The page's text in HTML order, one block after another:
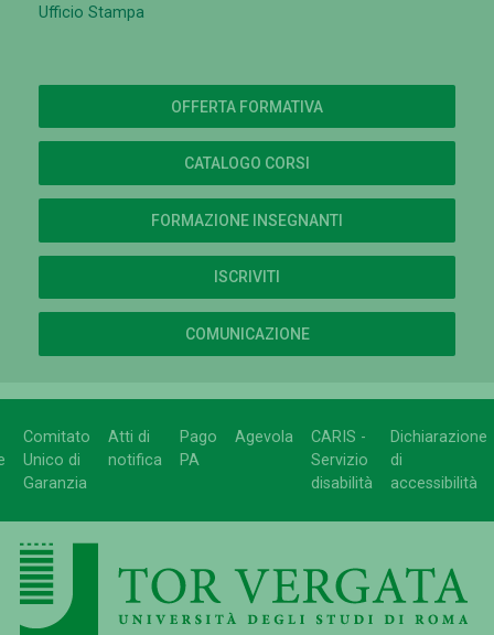
Ufficio Stampa
OFFERTA FORMATIVA
CATALOGO CORSI
FORMAZIONE INSEGNANTI
ISCRIVITI
COMUNICAZIONE
Comitato
Unico di
Garanzia
Atti di
notifica
Pago
PA
Agevola
CARIS -
Servizio
disabilità
Dichiarazione
di
accessibilità